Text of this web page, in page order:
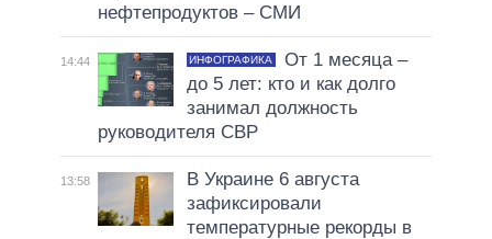
нефтепродуктов – СМИ
14:44 ИНФОГРАФИКА
От 1 месяца –
до 5 лет: кто и как долго
занимал должность
руководителя СВР
13:58
В Украине 6 августа
зафиксировали
температурные рекорды в